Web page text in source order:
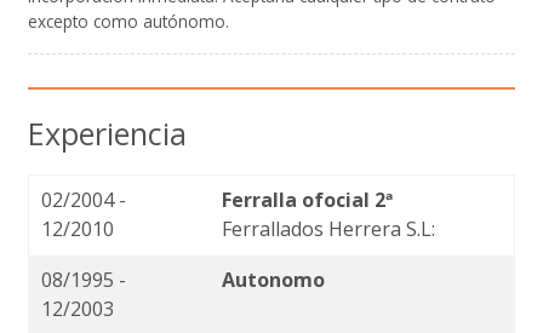
excepto como autónomo.
Experiencia
02/2004 -
12/2010
Ferralla ofocial 2ª
Ferrallados Herrera S.L:
08/1995 -
12/2003
Autonomo